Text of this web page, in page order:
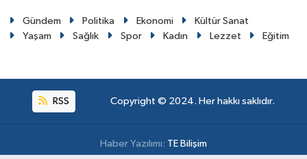
Gündem Politika Ekonomi
Kültür Sanat
Yaşam
Sağlık Spor Kadın Lezzet Eğitim
RSS Copyright © 2024. Her hakkı saklıdır.
Haber Yazılımı: TE Bilişim